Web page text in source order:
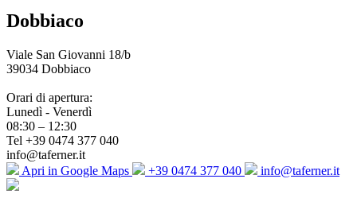
Dobbiaco
Viale San Giovanni 18/b
39034 Dobbiaco
Orari di apertura:
Lunedì - Venerdì
08:30 – 12:30
Tel +39 0474 377 040
info@taferner.it
Apri in Google Maps
+39 0474 377 040 info@taferner.it